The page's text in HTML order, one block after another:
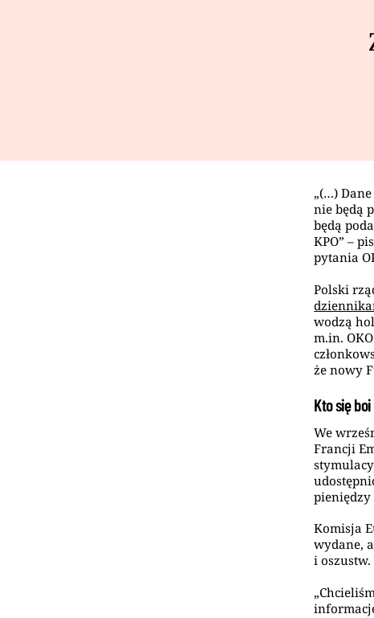
„(…)
nie będą
będą
KPO” –
pytania
Polski
wodzą
m.in.
że nowy
Kto się
We
Francji
Komisja
wydane,
i oszustw.